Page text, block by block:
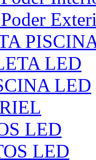
LED
LED
LED
LED